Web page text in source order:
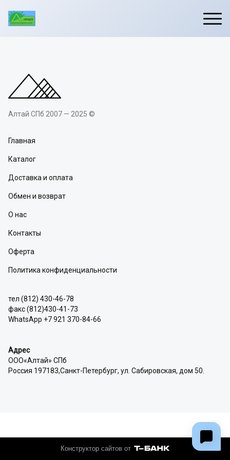
Алтай СПб 2007 — 2025 ©
Главная
Каталог
Доставка и оплата
Обмен и возврат
О нас
Контакты
Оферта
Политика конфиденциальности
тел (812) 430-46-78
факс (812)430-41-73
WhatsApp +7 921 370-84-66
Адрес
ООО«Алтай» СПб
Россия 197183,Санкт-Петербург, ул. Сабировская, дом 50.
Конструктор сайтов от